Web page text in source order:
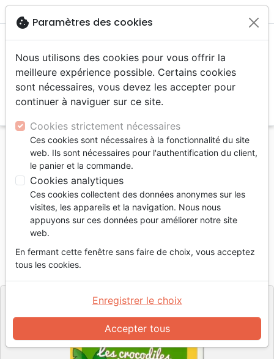
menu
Accueil
Jeunesse
Crocodiles ça n'existe pas (Les) - Fables de la
jungle
Les crocodiles ça n'existe pas
Fables de la jungle
Auteur :
RéférenceDLCO9532 EAN9782918495321
Éditions de la Colline
cookie Paramètres des cookies
Nous utilisons des cookies pour vous offrir la
meilleure expérience possible. Certains cookies
sont nécessaires, vous devez les accepter pour
continuer à naviguer sur ce site.
Cookies strictement nécessaires
Ces cookies sont nécessaires à la fonctionnalité du site
web. Ils sont nécessaires pour l'authentification du client,
le panier et la commande.
Cookies analytiques
Ces cookies collectent des données anonymes sur les
visites, les appareils et la navigation. Nous nous
appuyons sur ces données pour améliorer notre site
web.
En fermant cette fenêtre sans faire de choix, vous acceptez
tous les cookies.
Accepter tous
Enregistrer le choix